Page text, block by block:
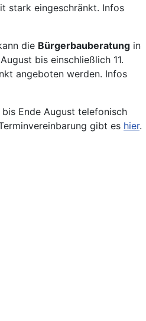
stark eingeschränkt. Infos
die Bürgerbauberatung in
bis einschließlich 11.
angeboten werden. Infos
bis Ende August telefonisch
gibt es hier.